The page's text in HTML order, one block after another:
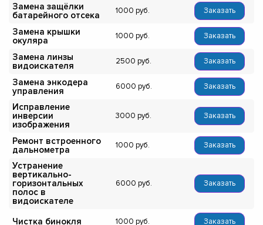
Замена защёлки
батарейного отсека
1000 Заказать
Замена крышки
окуляра
1000 Заказать
Замена линзы
видоискателя
2500 Заказать
Замена энкодера
управления
6000 Заказать
Исправление
инверсии
изображения
3000 Заказать
Ремонт встроенного
дальнометра
1000 Заказать
Устранение
вертикально-
горизонтальных
полос в
видоискателе
6000 Заказать
Чистка бинокля 1000 Заказать